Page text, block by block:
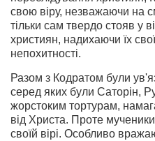
свою віру, незважаючи на
тільки сам твердо стояв у
християн, надихаючи їх
непохитності.
Разом з Кодратом були
серед яких були Саторін,
жорстоким тортурам,
від Христа. Проте
своїй вірі. Особливо